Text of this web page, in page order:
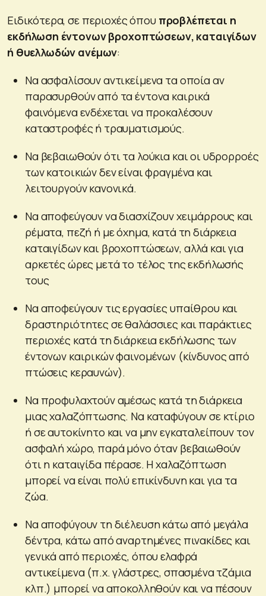
Ειδικότερα, σε περιοχές όπου προβλέπεται η
εκδήλωση έντονων βροχοπτώσεων, καταιγίδων
ή θυελλωδών ανέμων:
Να ασφαλίσουν αντικείμενα τα οποία αν
παρασυρθούν από τα έντονα καιρικά
φαινόμενα ενδέχεται να προκαλέσουν
καταστροφές ή τραυματισμούς.
Να βεβαιωθούν ότι τα λούκια και οι υδρορροές
των κατοικιών δεν είναι φραγμένα και
λειτουργούν κανονικά.
Να αποφεύγουν να διασχίζουν χειμάρρους και
ρέματα, πεζή ή με όχημα, κατά τη διάρκεια
καταιγίδων και βροχοπτώσεων, αλλά και για
αρκετές ώρες μετά το τέλος της εκδήλωσής
τους
Να αποφεύγουν τις εργασίες υπαίθρου και
δραστηριότητες σε θαλάσσιες και παράκτιες
περιοχές κατά τη διάρκεια εκδήλωσης των
έντονων καιρικών φαινομένων (κίνδυνος από
πτώσεις κεραυνών).
Να προφυλαχτούν αμέσως κατά τη διάρκεια
μιας χαλαζόπτωσης. Να καταφύγουν σε κτίριο
ή σε αυτοκίνητο και να μην εγκαταλείπουν τον
ασφαλή χώρο, παρά μόνο όταν βεβαιωθούν
ότι η καταιγίδα πέρασε. Η χαλαζόπτωση
μπορεί να είναι πολύ επικίνδυνη και για τα
ζώα.
Να αποφύγουν τη διέλευση κάτω από μεγάλα
δέντρα, κάτω από αναρτημένες πινακίδες και
γενικά από περιοχές, όπου ελαφρά
αντικείμενα (π.χ. γλάστρες, σπασμένα τζάμια
κλπ.) μπορεί να αποκολληθούν και να πέσουν